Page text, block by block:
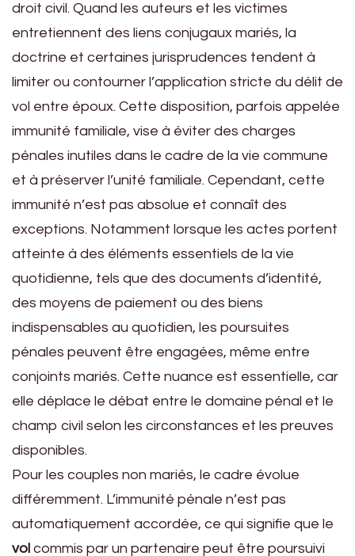
droit civil. Quand les auteurs et les victimes
entretiennent des liens conjugaux mariés, la
doctrine et certaines jurisprudences tendent à
limiter ou contourner l’application stricte du délit de
vol entre époux. Cette disposition, parfois appelée
immunité familiale, vise à éviter des charges
pénales inutiles dans le cadre de la vie commune
et à préserver l’unité familiale. Cependant, cette
immunité n’est pas absolue et connaît des
exceptions. Notamment lorsque les actes portent
atteinte à des éléments essentiels de la vie
quotidienne, tels que des documents d’identité,
des moyens de paiement ou des biens
indispensables au quotidien, les poursuites
pénales peuvent être engagées, même entre
conjoints mariés. Cette nuance est essentielle, car
elle déplace le débat entre le domaine pénal et le
champ civil selon les circonstances et les preuves
disponibles.
Pour les couples non mariés, le cadre évolue
différemment. L’immunité pénale n’est pas
automatiquement accordée, ce qui signifie que le
vol commis par un partenaire peut être poursuivi